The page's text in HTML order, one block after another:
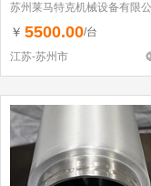
苏州莱马特克机械设备有限
￥ 5500.00/台
江苏-苏州市